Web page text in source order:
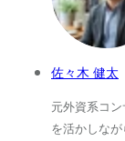
佐々木 健太
元外資系コ
を活かしな